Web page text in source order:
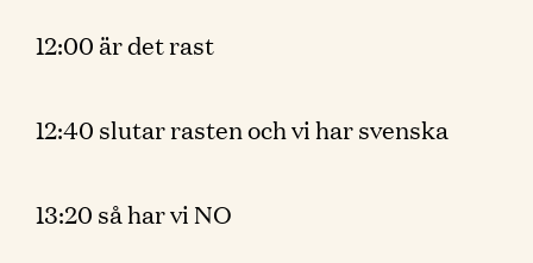
12:00 är det rast
12:40 slutar rasten och vi har svenska
13:20 så har vi NO